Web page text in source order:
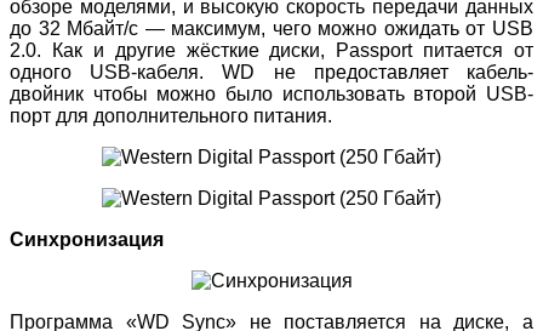
обзоре моделями, и высокую скорость передачи данных
до 32 Мбайт/с — максимум, чего можно ожидать от USB
2.0. Как и другие жёсткие диски, Passport питается от
одного USB-кабеля. WD не предоставляет кабель-
двойник чтобы можно было использовать второй USB-
порт для дополнительного питания.
Синхронизация
Программа «WD Sync» не поставляется на диске, а